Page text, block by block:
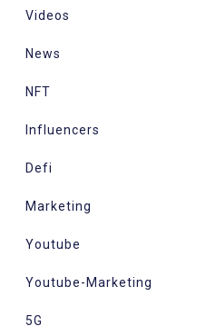
Videos
News
NFT
Influencers
Defi
Marketing
Youtube
Youtube-Marketing
5G